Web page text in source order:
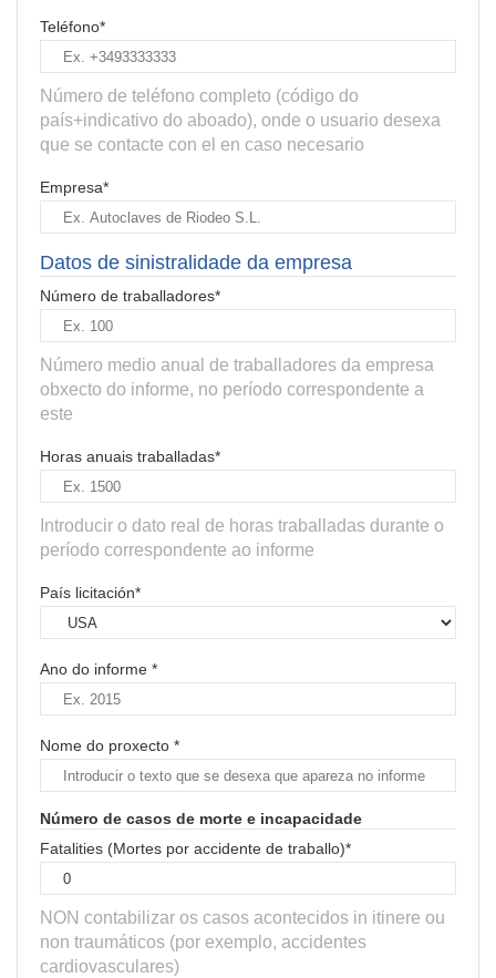
Teléfono*
Número de teléfono completo (código do
país+indicativo do aboado), onde o usuario desexa
que se contacte con el en caso necesario
Empresa*
Datos de sinistralidade da empresa
Número de traballadores*
Número medio anual de traballadores da empresa
obxecto do informe, no período correspondente a
este
Horas anuais traballadas*
Introducir o dato real de horas traballadas durante o
período correspondente ao informe
País licitación*
Ano do informe *
Nome do proxecto *
Número de casos de morte e incapacidade
Fatalities (Mortes por accidente de traballo)*
NON contabilizar os casos acontecidos in itinere ou
non traumáticos (por exemplo, accidentes
cardiovasculares)